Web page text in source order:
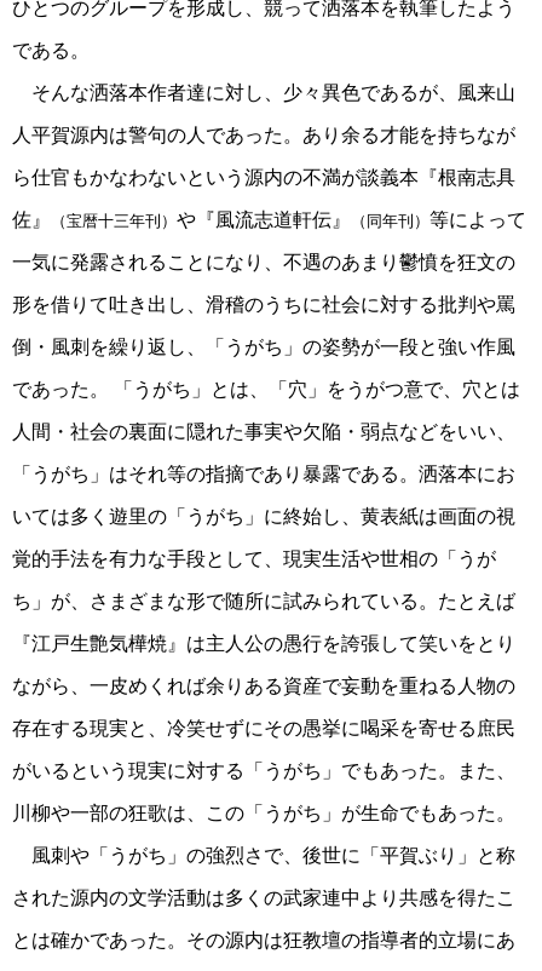
ひとつのグループを形成し、競って洒落本を執筆したよう
である。
そんな洒落本作者達に対し、少々異色であるが、風来山
人平賀源内は警句の人であった。あり余る才能を持ちなが
ら仕官もかなわないという源内の不満が談義本『根南志具
佐』 （宝暦十三年刊） や『風流志道軒伝』 （同年刊） 等によって
一気に発露されることになり、不遇のあまり鬱憤を狂文の
形を借りて吐き出し、滑稽のうちに社会に対する批判や罵
倒・風刺を繰り返し、「うがち」の姿勢が一段と強い作風
であった。 「うがち」とは、「穴」をうがつ意で、穴とは
人間・社会の裏面に隠れた事実や欠陥・弱点などをいい、
「うがち」はそれ等の指摘であり暴露である。洒落本にお
いては多く遊里の「うがち」に終始し、黄表紙は画面の視
覚的手法を有力な手段として、現実生活や世相の「うが
ち」が、さまざまな形で随所に試みられている。たとえば
『江戸生艶気樺焼』は主人公の愚行を誇張して笑いをとり
ながら、一皮めくれば余りある資産で妄動を重ねる人物の
存在する現実と、冷笑せずにその愚挙に喝采を寄せる庶民
がいるという現実に対する「うがち」でもあった。また、
川柳や一部の狂歌は、この「うがち」が生命でもあった。
風刺や「うがち」の強烈さで、後世に「平賀ぶり」と称
された源内の文学活動は多くの武家連中より共感を得たこ
とは確かであった。その源内は狂教壇の指導者的立場にあ